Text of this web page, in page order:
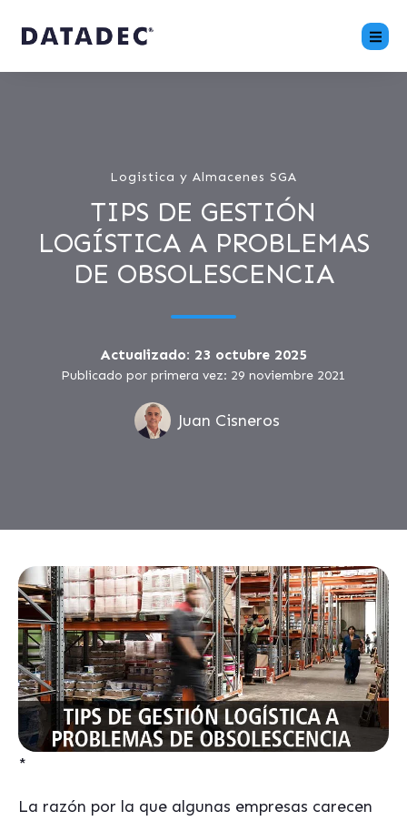
Logistica y Almacenes SGA
TIPS DE GESTIÓN
LOGÍSTICA A PROBLEMAS
DE OBSOLESCENCIA
Actualizado: 23 octubre 2025
Publicado por primera vez: 29 noviembre 2021
Juan Cisneros
*
La razón por la que algunas empresas carecen